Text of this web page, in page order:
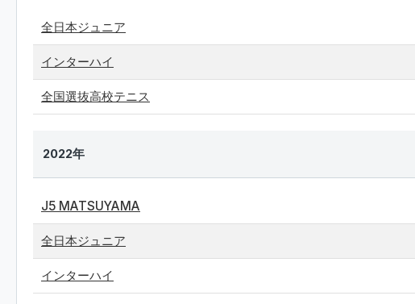
全日本ジュニア
インターハイ
全国選抜高校テニス
2022年
J5 MATSUYAMA
全日本ジュニア
インターハイ